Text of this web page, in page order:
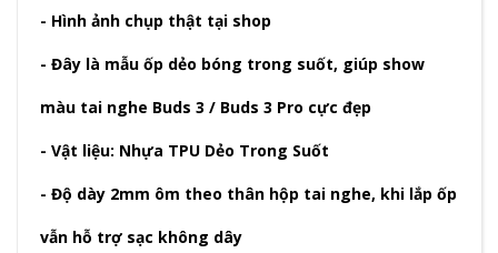
- Hình ảnh chụp thật tại shop
- Đây là mẫu ốp dẻo bóng trong suốt, giúp show
màu tai nghe Buds 3 / Buds 3 Pro cực đẹp
- Vật liệu: Nhựa TPU Dẻo Trong Suốt
- Độ dày 2mm ôm theo thân hộp tai nghe, khi lắp ốp
vẫn hỗ trợ sạc không dây